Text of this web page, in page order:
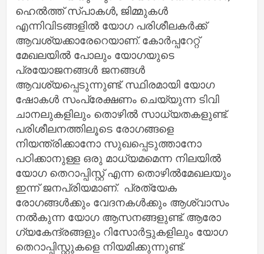
ഹെൽത്ത് സ്പാകൾ, ജിമ്മുകൾ
എന്നിവിടങ്ങളിൽ യോഗ പരിശീലകർക്ക്
ആവശ്യക്കാരേറെയാണ്. കോർപ്പറേറ്റ്
മേഖലയിൽ പോലും യോഗയുടെ
പ്രയോജനങ്ങൾ ജനങ്ങൾ
ആവശ്യപ്പെടുന്നുണ്ട്. സ്ഥിരമായി യോഗ
ഷോകൾ സംപ്രേക്ഷണം ചെയ്യുന്ന ടിവി
ചാനലുകളിലും തൊഴിൽ സാധ്യതകളുണ്ട്.
പരിശീലനത്തിലൂടെ രോഗങ്ങളെ
നിയന്ത്രിക്കാനോ സുഖപ്പെടുത്താനോ
പഠിക്കാനുള്ള ഒരു മാധ്യമമെന്ന നിലയിൽ
യോഗ തെറാപ്പിസ്റ്റ് എന്ന തൊഴിൽമേഖലയും
ഇന്ന് ജനപ്രിയമാണ്. പ്രത്യേക
രോഗങ്ങൾക്കും വേദനകൾക്കും ആശ്വാസം
നൽകുന്ന യോഗ ആസനങ്ങളുണ്ട്. ആരോ​
ഗ്യകേന്ദ്രങ്ങളും റിസോർട്ടുകളിലും യോ​ഗ
തെറാപ്പിസ്റ്റുകളെ നിയമിക്കുന്നുണ്ട്.